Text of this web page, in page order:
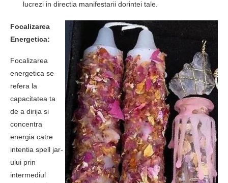
lucrezi in directia manifestarii dorintei tale.
Focalizarea
Energetica:
Focalizarea
energetica se
refera la
capacitatea ta
de a dirija si
concentra
energia catre
intentia spell jar-
ului prin
intermediul